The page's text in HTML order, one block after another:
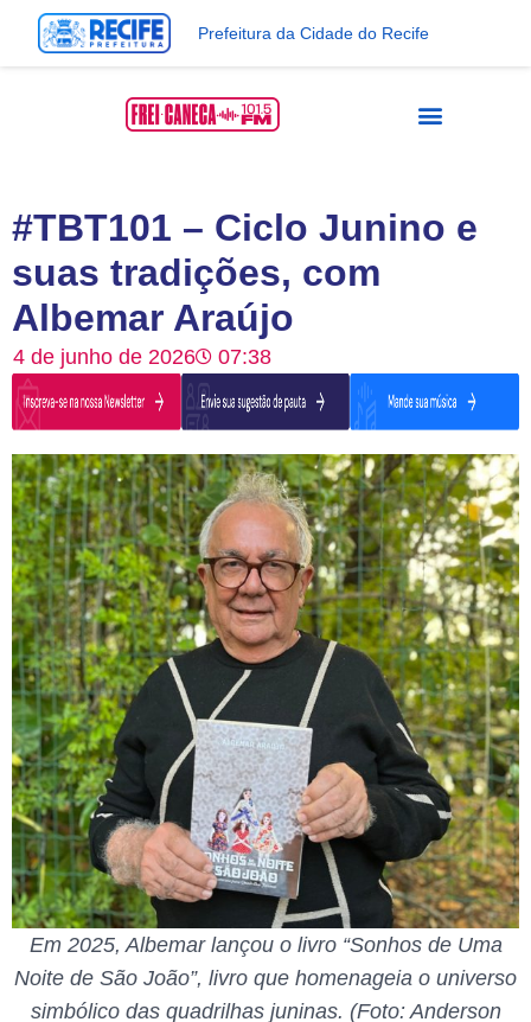
Prefeitura da Cidade do Recife
#TBT101 – Ciclo Junino e
suas tradições, com
Albemar Araújo
4 de junho de 2026 07:38
Em 2025, Albemar lançou o livro “Sonhos de Uma
Noite de São João”, livro que homenageia o universo
simbólico das quadrilhas juninas. (Foto: Anderson